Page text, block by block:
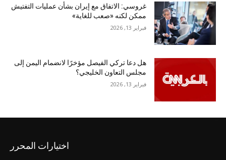
غروسي: الاتفاق مع إيران بشأن عمليات التفتيش
ممكن لكنه «صعب للغاية»
فبراير 13, 2026
هل دعا تركي الفيصل مؤخرًا لانضمام اليمن إلى
مجلس التعاون الخليجي؟
فبراير 13, 2026
اختيارات المحرر